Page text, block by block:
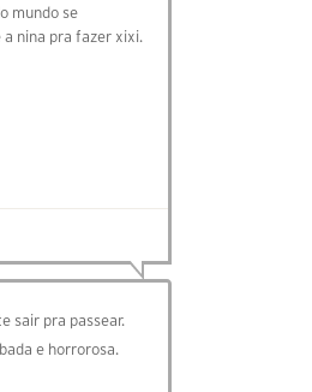
mundo se
a nina pra fazer xixi.
sair pra passear.
e horrorosa.